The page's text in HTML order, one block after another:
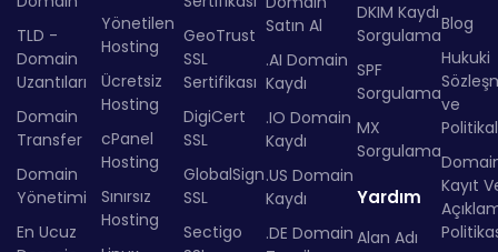
TLD -
Domain
Uzantıları
Domain
Transfer
Domain
Yönetimi
En Ucuz
Yönetilen
Hosting
Ücretsiz
Hosting
cPanel
Hosting
Sınırsız
Hosting
GeoTrust
SSL
Sertifikası
DigiCert
SSL
GlobalSign
SSL
Sectigo
Satın Al
.AI Domain
Kaydı
.IO Domain
Kaydı
.US Domain
Kaydı
.DE Domain
DKIM Kaydı
Sorgulama
SPF
Sorgulama
MX
Sorgulama
Yardım
Alan Adı
Blog
Hukuki
ve
Kayıt